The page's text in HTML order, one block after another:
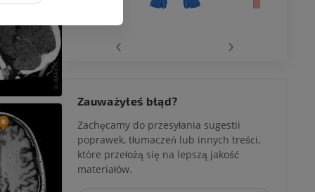
stępu
‹ ›
Zauważyłeś błąd?
Zachęcamy do przesyłania sugestii
poprawek, tłumaczeń lub innych treści,
które przełożą się na lepszą jakość
materiałów.